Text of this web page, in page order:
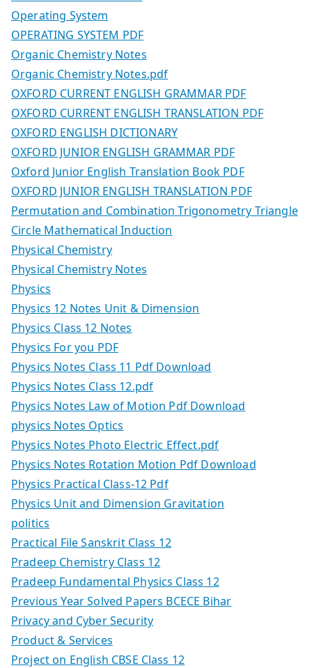
Operating System
OPERATING SYSTEM PDF
Organic Chemistry Notes
Organic Chemistry Notes.pdf
OXFORD CURRENT ENGLISH GRAMMAR PDF
OXFORD CURRENT ENGLISH TRANSLATION PDF
OXFORD ENGLISH DICTIONARY
OXFORD JUNIOR ENGLISH GRAMMAR PDF
Oxford Junior English Translation Book PDF
OXFORD JUNIOR ENGLISH TRANSLATION PDF
Permutation and Combination Trigonometry Triangle
Circle Mathematical Induction
Physical Chemistry
Physical Chemistry Notes
Physics
Physics 12 Notes Unit & Dimension
Physics Class 12 Notes
Physics For you PDF
Physics Notes Class 11 Pdf Download
Physics Notes Class 12.pdf
Physics Notes Law of Motion Pdf Download
physics Notes Optics
Physics Notes Photo Electric Effect.pdf
Physics Notes Rotation Motion Pdf Download
Physics Practical Class-12 Pdf
Physics Unit and Dimension Gravitation
politics
Practical File Sanskrit Class 12
Pradeep Chemistry Class 12
Pradeep Fundamental Physics Class 12
Previous Year Solved Papers BCECE Bihar
Privacy and Cyber Security
Product & Services
Project on English CBSE Class 12